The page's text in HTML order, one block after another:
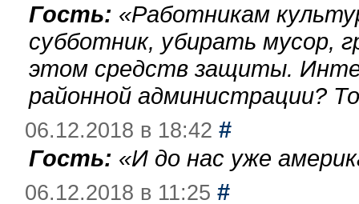
Гость: «Работникам
субботник, убирать мусор,
этом средств защиты.
районной администрации?
06.12.2018 в 18:42 #
Гость: «И до нас уже
06.12.2018 в 11:25 #